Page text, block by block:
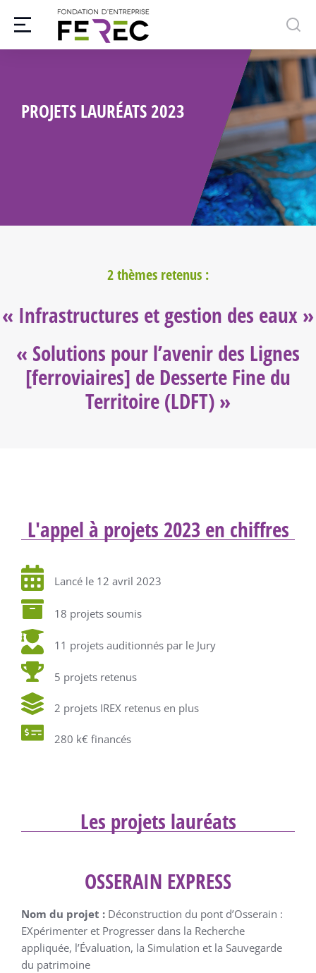
PROJETS LAURÉATS 2023
2 thèmes retenus :
« Infrastructures et gestion des eaux »
« Solutions pour l’avenir des Lignes
[ferroviaires] de Desserte Fine du
Territoire (LDFT) »
L'appel à projets 2023 en chiffres
Lancé le 12 avril 2023
18 projets soumis
11 projets auditionnés par le Jury
5 projets retenus
2 projets IREX retenus en plus
280 k€ financés
Les projets lauréats
OSSERAIN EXPRESS
Nom du projet : Déconstruction du pont d’Osserain :
EXpérimenter et Progresser dans la Recherche
appliquée, l’Évaluation, la Simulation et la Sauvegarde
du patrimoine